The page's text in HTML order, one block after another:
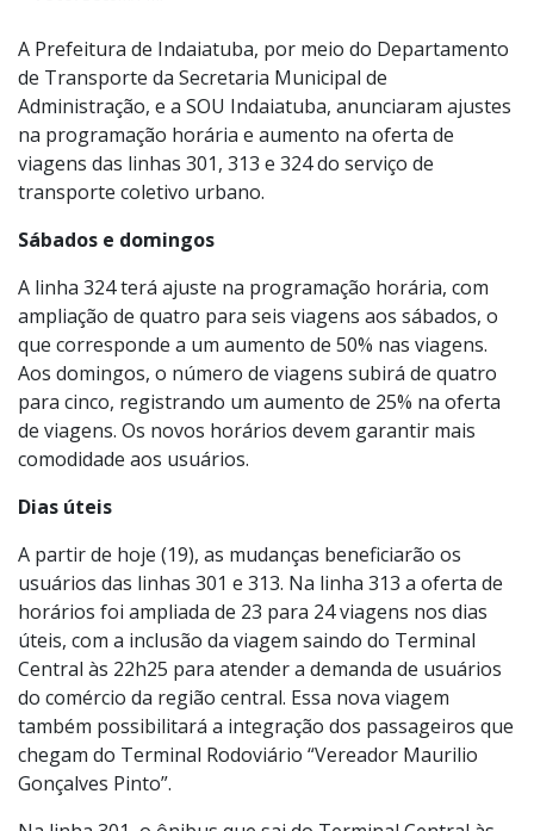
A Prefeitura de Indaiatuba, por meio do Departamento
de Transporte da Secretaria Municipal de
Administração, e a SOU Indaiatuba, anunciaram ajustes
na programação horária e aumento na oferta de
viagens das linhas 301, 313 e 324 do serviço de
transporte coletivo urbano.
Sábados e domingos
A linha 324 terá ajuste na programação horária, com
ampliação de quatro para seis viagens aos sábados, o
que corresponde a um aumento de 50% nas viagens.
Aos domingos, o número de viagens subirá de quatro
para cinco, registrando um aumento de 25% na oferta
de viagens. Os novos horários devem garantir mais
A partir de hoje (19), as mudanças beneficiarão os
usuários das linhas 301 e 313. Na linha 313 a oferta de
horários foi ampliada de 23 para 24 viagens nos dias
úteis, com a inclusão da viagem saindo do Terminal
Central às 22h25 para atender a demanda de usuários
do comércio da região central. Essa nova viagem
também possibilitará a integração dos passageiros que
chegam do Terminal Rodoviário “Vereador Maurilio
Gonçalves Pinto”.